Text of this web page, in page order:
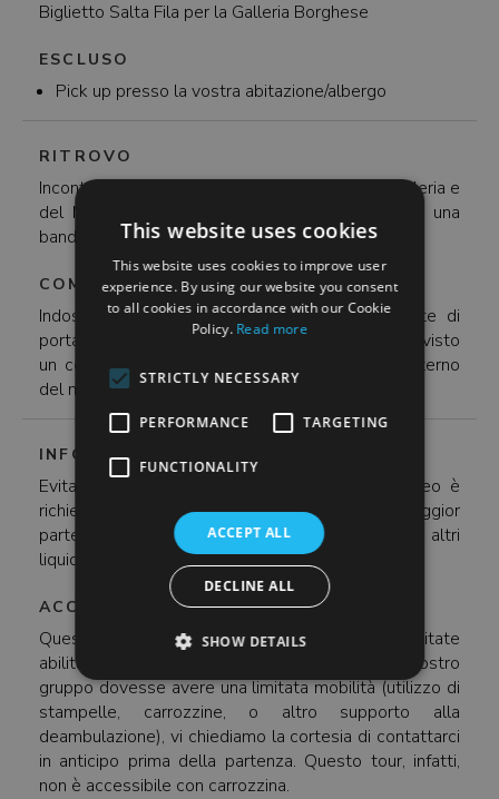
Biglietto Salta Fila per la Galleria Borghese
ESCLUSO
Pick up presso la vostra abitazione/albergo
RITROVO
Incontra il tuo host di fronte all'ingresso della Galleria e
del Museo Borghese. Il tuo host avrà in mano una
bandiera "Enjoy Rome".
COME VESTIRE
Indossate un paio di scarpe comode ed evitate di
portare con voi borse troppo grandi perché è previsto
un controllo prima dell'ingresso al museo. All'interno
del museo non è permesso portare liquidi.
INFORMAZIONI IMPORTANTI
Evitate di portare borse grandi, poiché al museo è
richiesto il controllo dei bagagli, come nella maggior
parte dei casi. Si ricorda inoltre che bevande e altri
liquidi non sono ammessi all'interno dei musei.
ACCESSIBILITA
Questo tour non è indicato per persone con limitate
abilità motorie. Se voi o un componente del vostro
gruppo dovesse avere una limitata mobilità (utilizzo di
stampelle, carrozzine, o altro supporto alla
deambulazione), vi chiediamo la cortesia di contattarci
in anticipo prima della partenza. Questo tour, infatti,
non è accessibile con carrozzina.
This website uses cookies
This website uses cookies to improve user
experience. By using our website you consent
to all cookies in accordance with our Cookie
Policy. Read more
STRICTLY NECESSARY
PERFORMANCE TARGETING
FUNCTIONALITY
ACCEPT ALL
DECLINE ALL
SHOW DETAILS